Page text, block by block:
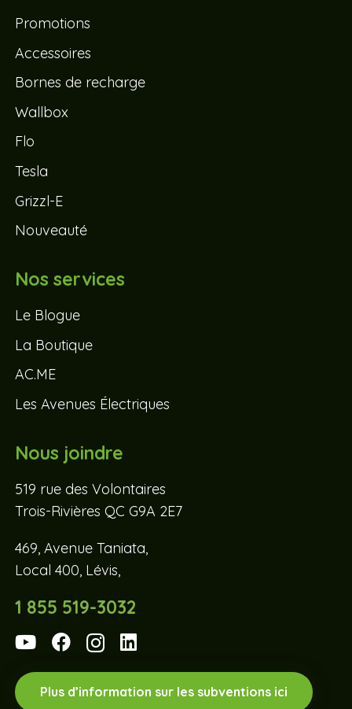
Promotions
Accessoires
Bornes de recharge
Wallbox
Flo
Tesla
Grizzl-E
Nouveauté
Nos services
Le Blogue
La Boutique
AC.ME
Les Avenues Électriques
Nous joindre
519 rue des Volontaires
Trois-Rivières QC G9A 2E7
469, Avenue Taniata,
Local 400, Lévis,
1 855 519-3032
Plus d’information sur les subventions ici